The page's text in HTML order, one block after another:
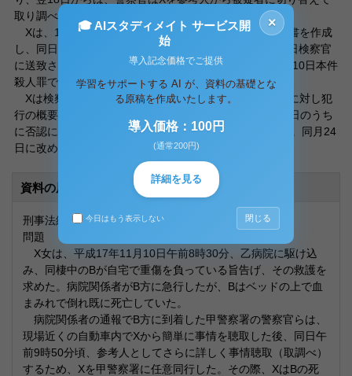
取り調べ始めた。
Xは、11月19日午後になって、本件犯行を認めて上申書を作成
し、同日午後9時32分、通常逮捕された。その後、翌20日検察官
に送致され、同月21日勾留され、勾留延長を経て、12月10日本件
殺人罪で起訴された。
Xは検察官送致になった11月20日、検察官の弁解録取に対し犯
行の概要を認め、その旨の供述調書が作成されたが、同日のうち
に否認に転じ、翌21日の裁判官の勾留質問でも否認した。同月24
日に改めて自白したが、その後は再度否認に転じている。
資料の原本内容
刑事法総合演習Ⅲ（刑事訴訟法）
問題
X女は、平成17年11月10日午前8時30分、乙病院に駆け込
み、同棲中のBが自宅で重傷を負っている旨告げ、その救護を
求めた。病院関係者がB方に急行したが、Bはベッドの上で血
まみれで倒れ既に死亡していた。
病院関係者の通報でB方に到着した甲警察署の警察官らは、
現場近くの自動車内でXから簡単に事情を聴取した後、同日午
前9時50分頃、参考人としてさらに詳しく事情聴取（取調べ）
するため、Xを甲警察署に任意同行した。その際、XはBの死
×
🎓 AIスタディメイト サービス開
始
導入記念価格でご提供
学習をサポートする AI が、資料の基礎とな
る原稿を作成いたします。
導入価格：100円
(通常200円)
詳細を見る
今日はもう表示しない 閉じる